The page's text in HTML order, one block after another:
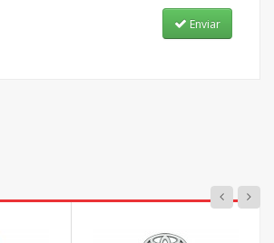
Enviar